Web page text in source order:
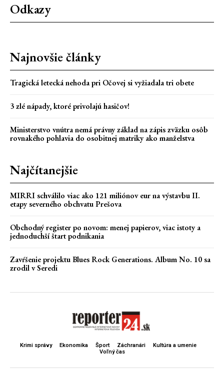
Odkazy
Najnovšie články
Tragická letecká nehoda pri Očovej si vyžiadala tri obete
3 zlé nápady, ktoré privolajú hasičov!
Ministerstvo vnútra nemá právny základ na zápis zväzku osôb
rovnakého pohlavia do osobitnej matriky ako manželstva
Najčítanejšie
MIRRI schválilo viac ako 121 miliónov eur na výstavbu II.
etapy severného obchvatu Prešova
Obchodný register po novom: menej papierov, viac istoty a
jednoduchší štart podnikania
Zavŕšenie projektu Blues Rock Generations. Album No. 10 sa
zrodil v Seredi
Krimi správy Ekonomika Šport Záchranári
Kultúra a umenie
Voľný čas